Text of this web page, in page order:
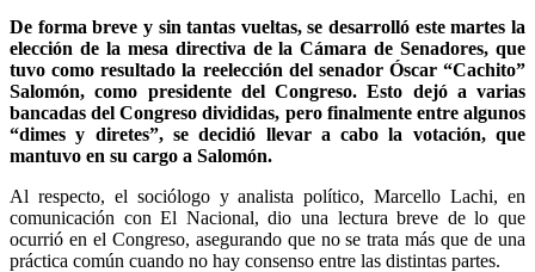
De forma breve y sin tantas vueltas, se desarrolló este martes la
elección de la mesa directiva de la Cámara de Senadores, que
tuvo como resultado la reelección del senador Óscar “Cachito”
Salomón, como presidente del Congreso. Esto dejó a varias
bancadas del Congreso divididas, pero finalmente entre algunos
“dimes y diretes”, se decidió llevar a cabo la votación, que
mantuvo en su cargo a Salomón.
Al respecto, el sociólogo y analista político, Marcello Lachi, en
comunicación con El Nacional, dio una lectura breve de lo que
ocurrió en el Congreso, asegurando que no se trata más que de una
práctica común cuando no hay consenso entre las distintas partes.